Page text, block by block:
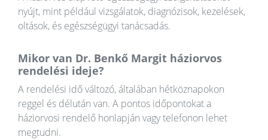
nyújt, mint például vizsgálatok, diagnózisok, kezelések,
oltások, és egészségügyi tanácsadás.
Mikor van Dr. Benkő Margit háziorvos
rendelési ideje?
A rendelési idő változó, általában hétköznapokon
reggel és délután van. A pontos időpontokat a
háziorvosi rendelő honlapján vagy telefonon lehet
megtudni.